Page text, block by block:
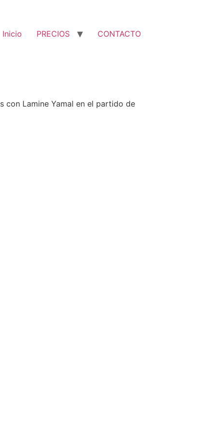
Inicio PRECIOS CONTACTO
con Lamine Yamal en el partido de